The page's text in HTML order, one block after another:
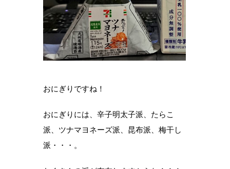
おにぎりですね！
おにぎりには、辛子明太子派、たらこ
派、ツナマヨネーズ派、昆布派、梅干し
派・・・。